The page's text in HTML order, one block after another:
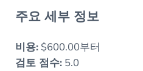
주요 세부 정보
비용:$600.00부터
검토 점수:5.0